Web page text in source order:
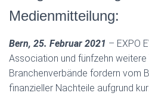
Medienmitteilung:
Bern, 25. Februar 2021 – EXPO
Association und fünfzehn weitere
Branchenverbände fordern vom
finanzieller Nachteile aufgrund